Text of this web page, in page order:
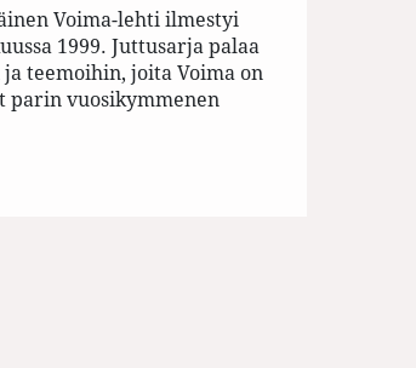
Voima-lehti ilmestyi
1999. Juttusarja palaa
teemoihin, joita Voima on
parin vuosikymmenen